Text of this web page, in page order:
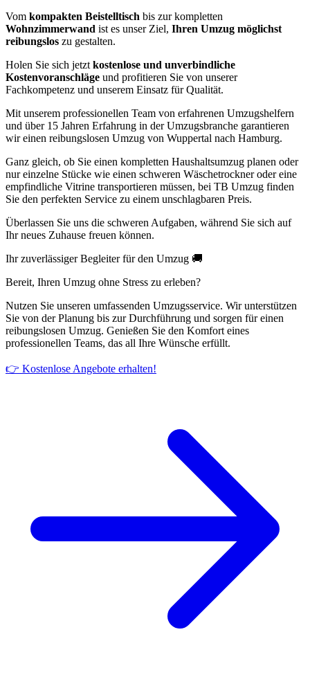
Vom kompakten Beistelltisch bis zur kompletten
Wohnzimmerwand ist es unser Ziel, Ihren Umzug möglichst
reibungslos zu gestalten.
Holen Sie sich jetzt kostenlose und unverbindliche
Kostenvoranschläge und profitieren Sie von unserer
Fachkompetenz und unserem Einsatz für Qualität.
Mit unserem professionellen Team von erfahrenen Umzugshelfern
und über 15 Jahren Erfahrung in der Umzugsbranche garantieren
wir einen reibungslosen Umzug von Wuppertal nach Hamburg.
Ganz gleich, ob Sie einen kompletten Haushaltsumzug planen oder
nur einzelne Stücke wie einen schweren Wäschetrockner oder eine
empfindliche Vitrine transportieren müssen, bei TB Umzug finden
Sie den perfekten Service zu einem unschlagbaren Preis.
Überlassen Sie uns die schweren Aufgaben, während Sie sich auf
Ihr neues Zuhause freuen können.
Ihr zuverlässiger Begleiter für den Umzug 🚚
Bereit, Ihren Umzug ohne Stress zu erleben?
Nutzen Sie unseren umfassenden Umzugsservice. Wir unterstützen
Sie von der Planung bis zur Durchführung und sorgen für einen
reibungslosen Umzug. Genießen Sie den Komfort eines
professionellen Teams, das all Ihre Wünsche erfüllt.
👉 Kostenlose Angebote erhalten!